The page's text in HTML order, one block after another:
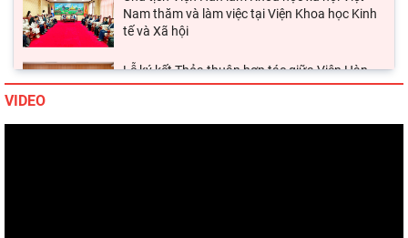
Lễ ký kết Thỏa thuận hợp tác giữa Viện Hàn
lâm Khoa học xã hội Việt Nam và Tỉnh ủy Cao
VIDEO